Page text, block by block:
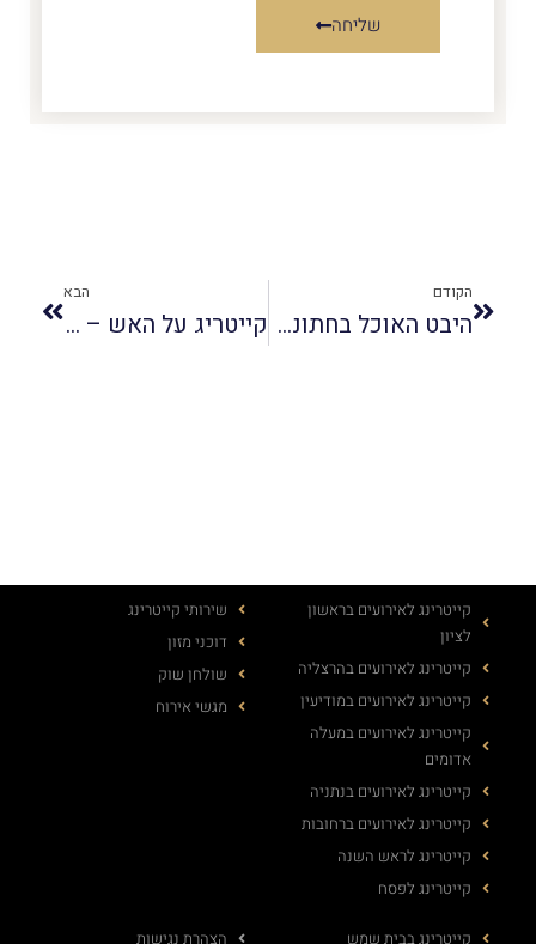
שליחה
הקודם
היבט האוכל בחתונה אלטרנטיבית
הבא
קייטריג על האש – טעים במיוחד
קייטרינג לאירועים בראשון
לציון
קייטרינג לאירועים בהרצליה
קייטרינג לאירועים במודיעין
קייטרינג לאירועים במעלה
אדומים
קייטרינג לאירועים בנתניה
קייטרינג לאירועים ברחובות
קייטרינג לראש השנה
קייטרינג לפסח
שירותי קייטרינג
דוכני מזון
שולחן שוק
מגשי אירוח
קייטרינג בבית שמש הצהרת נגישות